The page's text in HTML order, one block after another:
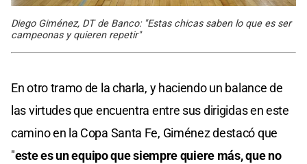
Diego Giménez, DT de Banco: "Estas chicas saben lo que es ser
campeonas y quieren repetir"
En otro tramo de la charla, y haciendo un balance de
las virtudes que encuentra entre sus dirigidas en este
camino en la Copa Santa Fe, Giménez destacó que
"este es un equipo que siempre quiere más, que no